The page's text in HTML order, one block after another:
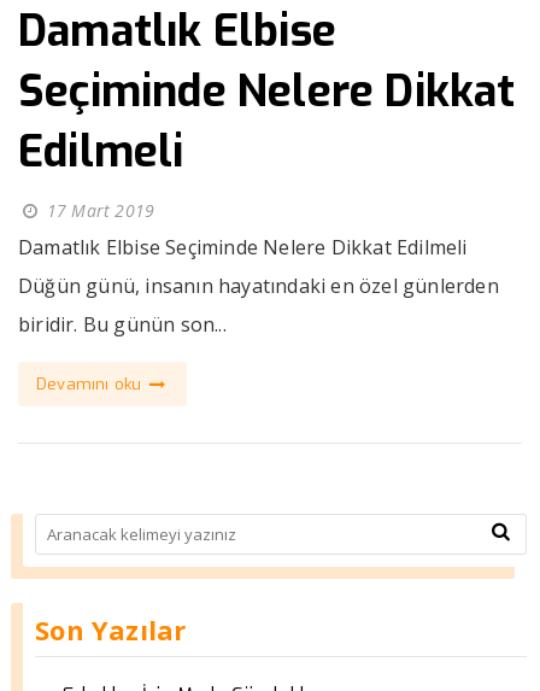
Damatlık Elbise
Seçiminde Nelere Dikkat
Edilmeli
17 Mart 2019
Damatlık Elbise Seçiminde Nelere Dikkat Edilmeli
Düğün günü, insanın hayatındaki en özel günlerden
biridir. Bu günün son...
Devamını oku
Son Yazılar